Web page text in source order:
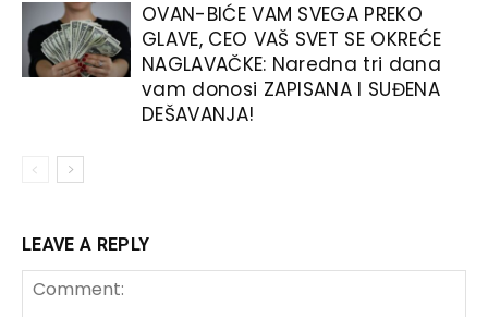
OVAN-BIĆE VAM SVEGA PREKO
GLAVE, CEO VAŠ SVET SE OKREĆE
NAGLAVAČKE: Naredna tri dana
vam donosi ZAPISANA I SUĐENA
DEŠAVANJA!
LEAVE A REPLY